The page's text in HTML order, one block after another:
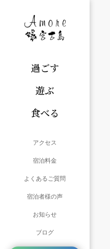
過ごす
遊ぶ
食べる
アクセス
宿泊料金
よくあるご質問
宿泊者様の声
お知らせ
ブログ